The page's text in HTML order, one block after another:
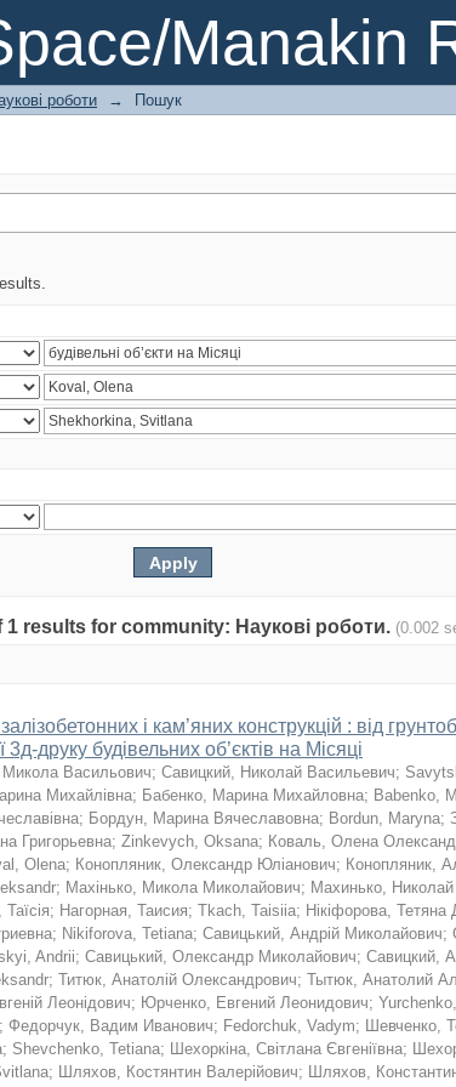
Manakin
роботи → Пошук
results for community: Наукові роботи. (0.002
і кам’яних конструкцій : від
3д-друку будівельних об’єктів на Місяці
Васильович; Савицкий, Николай Васильевич;
Михайлівна; Бабенко, Марина Михайловна; Babenko,
; Бордун, Марина Вячеславовна; Bordun, Maryna;
Григорьевна; Zinkevych, Oksana; Коваль, Олена
Olena; Конопляник, Олександр Юліанович; Конопляник,
; Махінько, Микола Миколайович; Махинько,
; Нагорная, Таисия; Tkach, Taisiia; Нікіфорова, Тетяна
; Nikiforova, Tetiana; Савицький, Андрій Миколайович;
Andrii; Савицький, Олександр Миколайович; Савицкий,
; Титюк, Анатолій Олександрович; Тытюк, Анатолий
Леонідович; Юрченко, Евгений Леонидович;
; Федорчук, Вадим Иванович; Fedorchuk, Vadym; Шевченко,
; Shevchenko, Tetiana; Шехоркіна, Світлана Євгеніївна;
; Шляхов, Костянтин Валерійович; Шляхов,